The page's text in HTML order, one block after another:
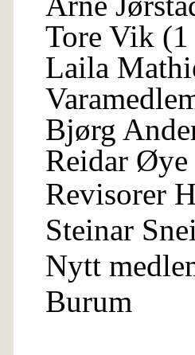
Tore Vik (1
Laila
Bjørg
Reidar
Revisorer
Steinar
Nytt
Burum